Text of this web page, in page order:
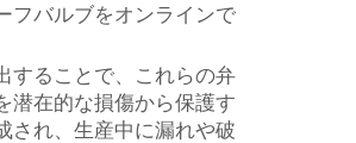
フバルブをオンラインで
することで、これらの弁
潜在的な損傷から保護す
され、生産中に漏れや破